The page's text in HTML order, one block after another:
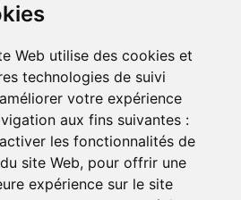
Web utilise des cookies et
technologies de suivi
votre expérience
aux fins suivantes :
les fonctionnalités de
site Web, pour offrir une
expérience sur le site
:
9h à 12h et de 14h à 18h